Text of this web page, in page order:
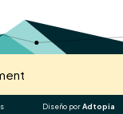
Diseño porAdtopia